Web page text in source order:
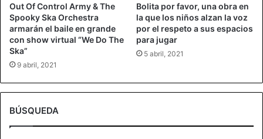
Out Of Control Army & The
Spooky Ska Orchestra
armarán el baile en grande
con show virtual “We Do The
Ska”
9 abril, 2021
Bolita por favor, una obra en
la que los niños alzan la voz
por el respeto a sus espacios
para jugar
5 abril, 2021
BÚSQUEDA